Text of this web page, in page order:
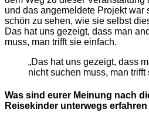
und das angemeldete Projekt war
schön zu sehen, wie sie selbst
Das hat uns gezeigt, dass man
muss, man trifft sie einfach.
„Das hat uns gezeigt, dass
nicht suchen muss, man trifft
Was sind eurer Meinung nach
Reisekinder unterwegs